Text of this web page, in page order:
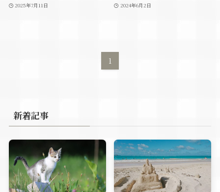
2025年7月11日 2024年6月2日
1
新着記事